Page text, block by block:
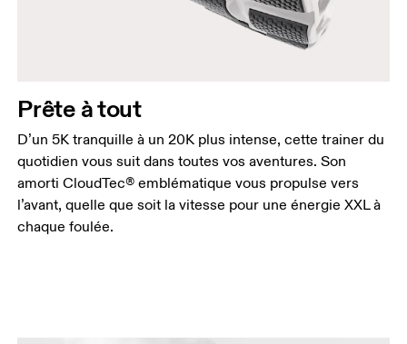
Prête à tout
D’un 5K tranquille à un 20K plus intense, cette trainer du
quotidien vous suit dans toutes vos aventures. Son
amorti CloudTec® emblématique vous propulse vers
l’avant, quelle que soit la vitesse pour une énergie XXL à
chaque foulée.